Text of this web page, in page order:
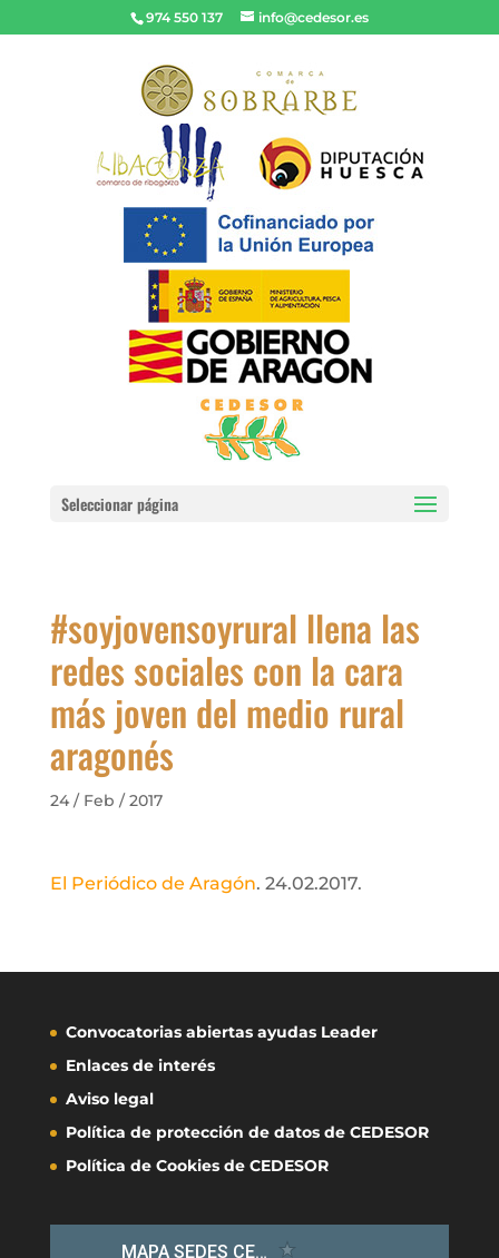
974 550 137 info@cedesor.es
Seleccionar página
#soyjovensoyrural llena las
redes sociales con la cara
más joven del medio rural
aragonés
24 / Feb / 2017
El Periódico de Aragón. 24.02.2017.
Convocatorias abiertas ayudas Leader
Enlaces de interés
Aviso legal
Política de protección de datos de CEDESOR
Política de Cookies de CEDESOR